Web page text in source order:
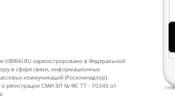
VIBIRAI.RU зарегистрировано в Федеральной
в сфере связи, информационных
коммуникаций (Роскомнадзор).
о регистрации СМИ ЭЛ № ФС 77 - 70345 от